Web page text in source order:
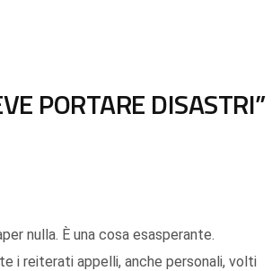
PORTARE DISASTRI”
nulla. È una cosa esasperante.
i reiterati appelli, anche personali, volti